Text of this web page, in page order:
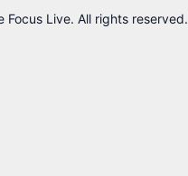
Focus Live. All rights reserved.